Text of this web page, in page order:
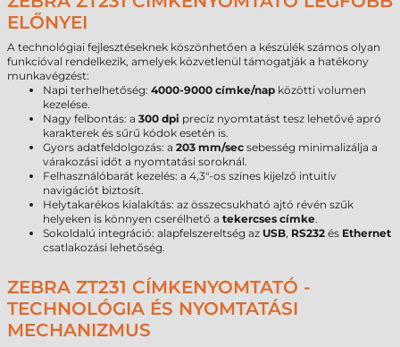
ELŐNYEI
A technológiai fejlesztéseknek köszönhetően a készülék számos olyan
funkcióval rendelkezik, amelyek közvetlenül támogatják a hatékony
munkavégzést:
Napi terhelhetőség: 4000-9000 címke/nap közötti volumen
kezelése.
Nagy felbontás: a 300 dpi precíz nyomtatást tesz lehetővé apró
karakterek és sűrű kódok esetén is.
Gyors adatfeldolgozás: a 203 mm/sec sebesség minimalizálja a
várakozási időt a nyomtatási soroknál.
Felhasználóbarát kezelés: a 4,3"-os színes kijelző intuitív
navigációt biztosít.
Helytakarékos kialakítás: az összecsukható ajtó révén szűk
helyeken is könnyen cserélhető a tekercses címke.
Sokoldalú integráció: alapfelszereltség az USB, RS232 és Ethernet
csatlakozási lehetőség.
ZEBRA ZT231 CÍMKENYOMTATÓ -
TECHNOLÓGIA ÉS NYOMTATÁSI
MECHANIZMUS